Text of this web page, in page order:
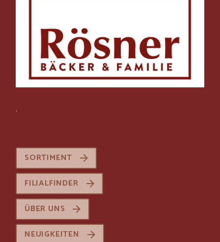
.
SORTIMENT
FILIALFINDER
ÜBER UNS
NEUIGKEITEN